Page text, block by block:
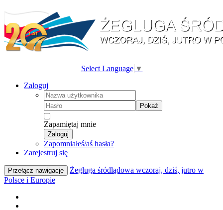
Select Language ▼
Zaloguj
Pokaż
Zapamiętaj mnie
Zaloguj
Zapomniałeś/aś hasła?
Zarejestruj się
Przełącz nawigację
Żegluga śródlądowa wczoraj, dziś, jutro w
Polsce i Europie